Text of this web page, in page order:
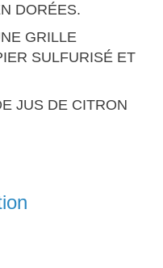
DORÉES.
GRILLE
SULFURISÉ ET
JUS DE CITRON